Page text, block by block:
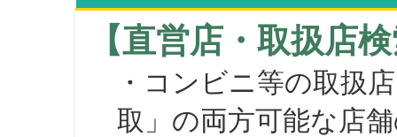
【直営店・取扱店
・コンビニ等の取扱
取」の両方可能な店